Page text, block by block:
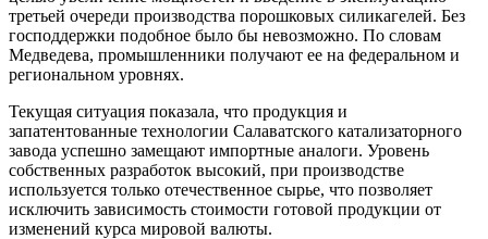
третьей очереди производства порошковых силикагелей. Без
господдержки подобное было бы невозможно. По словам
Медведева, промышленники получают ее на федеральном и
региональном уровнях.
Текущая ситуация показала, что продукция и
запатентованные технологии Салаватского катализаторного
завода успешно замещают импортные аналоги. Уровень
собственных разработок высокий, при производстве
используется только отечественное сырье, что позволяет
исключить зависимость стоимости готовой продукции от
изменений курса мировой валюты.